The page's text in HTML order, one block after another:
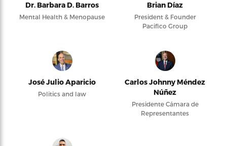
Dr. Barbara D. Barros
Mental Health & Menopause
Brian Díaz
President & Founder
Pacifico Group
José Julio Aparicio
Politics and law
Carlos Johnny Méndez
Núñez
Presidente Cámara de
Representantes